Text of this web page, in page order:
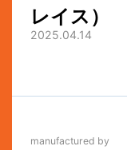
レイス）
2025.04.14
manufactured by